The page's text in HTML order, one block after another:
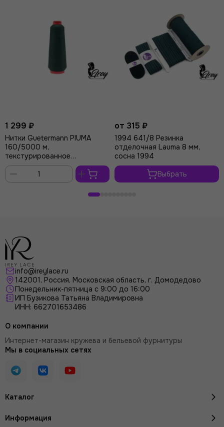
1 299 ₽
Нитки Guetermann PIUMA
160/5000 м,
текстурированное
микроволокно, сосна 1994
корзину
от 315 ₽
1994 641/8 Резинка
отделочная Lauma 8 мм,
сосна 1994
Выбрать
info@ireylace.ru
142001, Россия, Московская область, г. Домодедово
Понедельник-пятница с 9:00 до 16:00
ИП Бузикова Татьяна Владимировна
ИНН: 662701653486
Каталог
Информация
О компании
Интернет-магазин кружева и бельевой фурнитуры
Мы в социальных сетях